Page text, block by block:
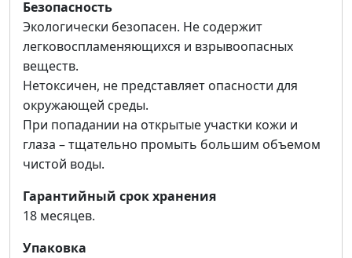
Безопасность
Экологически безопасен. Не содержит
легковоспламеняющихся и взрывоопасных
веществ.
Нетоксичен, не представляет опасности для
окружающей среды.
При попадании на открытые участки кожи и
глаза – тщательно промыть большим объемом
чистой воды.
Гарантийный срок хранения
18 месяцев.
Упаковка